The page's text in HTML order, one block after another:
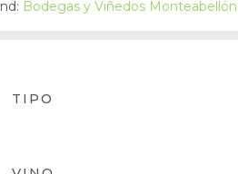
Bodegas y Viñedos Monteabellón
TIPO